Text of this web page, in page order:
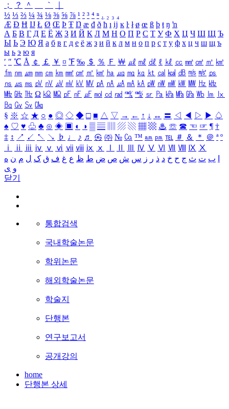
；
？ ＾ ｀
½ ⅓ ⅔ ¼ ¾ ⅛ ⅜ ⅝ ⅞ ¹ ² ³ ⁴ ⁿ ₁ ₂ ₃ ₄
Æ Ð Ħ Ĳ Ł Ø Œ Þ Ŧ Ŋ æ đ ð ħ ı ĳ ĸ ŀ ł ø œ ß þ ŧ ŋ ŉ
А Б В Г Д Е Ё Ж З И Й К Л М Н О П Р С Т У Ф Х Ц Ч Ш Щ Ъ
Ы Ь Э Ю Я а б в г д е ё ж з и й к л м н о п р с т у ф х ц ч ш щ ъ
ы ь э ю я
′ ″ ℃ Å ￠ ￡ ￥ ¤ ℉ ‰ ＄ ％ Ｆ ￦ ㎕ ㎖ ㎗ ℓ ㎘ ㏄ ㎣ ㎤ ㎥ ㎦
㎙ ㎚ ㎛ ㎜ ㎝ ㎞ ㎟ ㎠ ㎡ ㎢ ㏊ ㎍ ㎎ ㎏ ㏏ ㎈ ㎉ ㏈ ㎧ ㎨ ㎰
㎱ ㎲ ㎳ ㎴ ㎵ ㎶ ㎷ ㎸ ㎹ ㎀ ㎁ ㎂ ㎃ ㎄ ㎺ ㎻ ㎽ ㎾ ㎿ ㎐ ㎑
㎒ ㎓ ㎔ Ω ㏀ ㏁ ㎊ ㎋ ㎌ ㏖ ㏅ ㎭ ㎮ ㎯ ㏛ ㎩ ㎪ ㎫ ㎬ ㏝ ㏐
㏓
㏃ ㏉ ㏜ ㏆
§ ※ ☆ ★ ○ ● ◎ ◇ ◆ □ ■ △ ▽ → ← ↑ ↓ ↔ 〓 ◁ ◀ ▷ ▶ ♤
♠ ♡ ♥ ♧ ♣ ⊙ ◈ ▣ ◐ ◑ ▒ ▤ ▨ ▧ ▦ ▩ ♨ ☏ ☎ ☜ ☞ ¶ †
‡ ↕ ↗ ↙ ↖ ↘ ♭ ♩ ♪ ♬ ㉿ ㈜ № ㏇ ™ ㏂ ㏘ ℡ ＃ ＆ ＊ ＠ ª º
ⅰ
ⅱ ⅲ ⅳ ⅴ ⅵ ⅶ ⅷ ⅸ ⅹ Ⅳ Ⅴ Ⅵ Ⅶ Ⅷ Ⅸ Ⅹ
ب ت ث ج ح خ د ذ ر ز س ش ص ض ط ظ ع غ ف ق ک ل م ن ه
و ی
닫기
통합검색
국내학술논문
학위논문
해외학술논문
학술지
단행본
연구보고서
공개강의
home
단행본 상세